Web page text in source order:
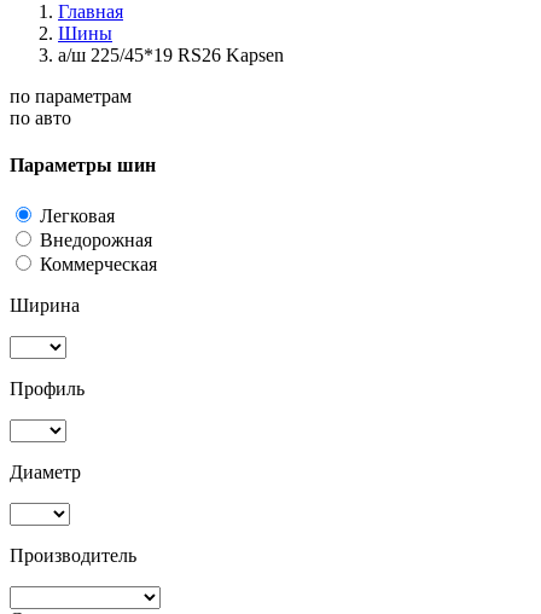
Главная
Шины
а/ш 225/45*19 RS26 Kapsen
по параметрам
по авто
Параметры шин
Легковая
Внедорожная
Коммерческая
Ширина
Профиль
Диаметр
Производитель